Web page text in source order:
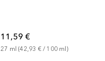
11,59 €
27 ml (42,93 € / 100 ml)